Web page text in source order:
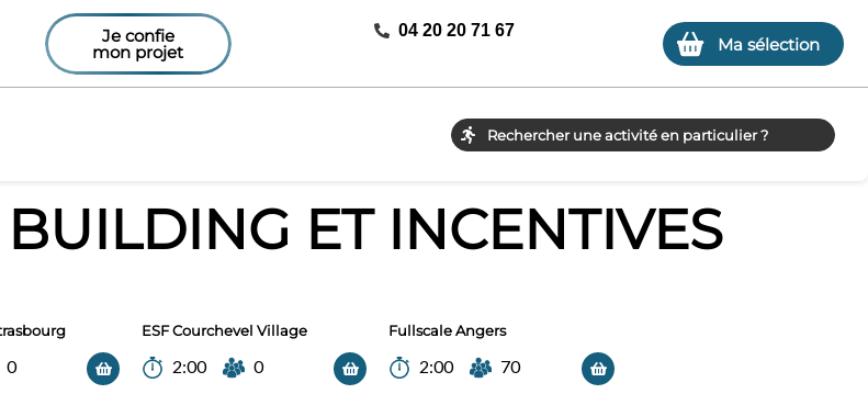
Je confie
mon projet
04 20 20 71 67
Ma sélection
ET INCENTIVES
0
ESF Courchevel Village
2:00 0
Fullscale Angers
2:00 70